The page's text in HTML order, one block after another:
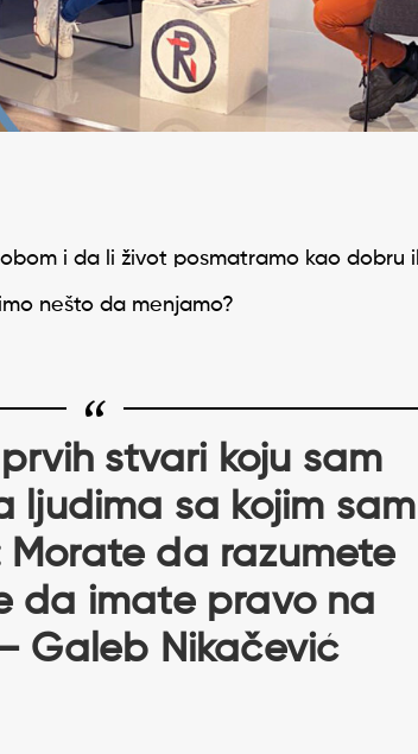
i da li život posmatramo kao dobru
nešto da menjamo?
stvari koju sam
ljudima sa kojim sam
Morate da razumete
da imate pravo na
Galeb Nikačević